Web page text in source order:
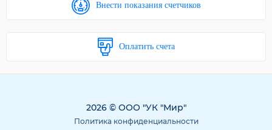
Внести показания счетчиков
Оплатить счета
2026 © ООО "УК "Мир"
Политика конфиденциальности